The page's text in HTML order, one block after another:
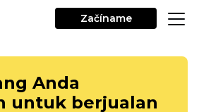
Začíname
Anda
untuk berjualan